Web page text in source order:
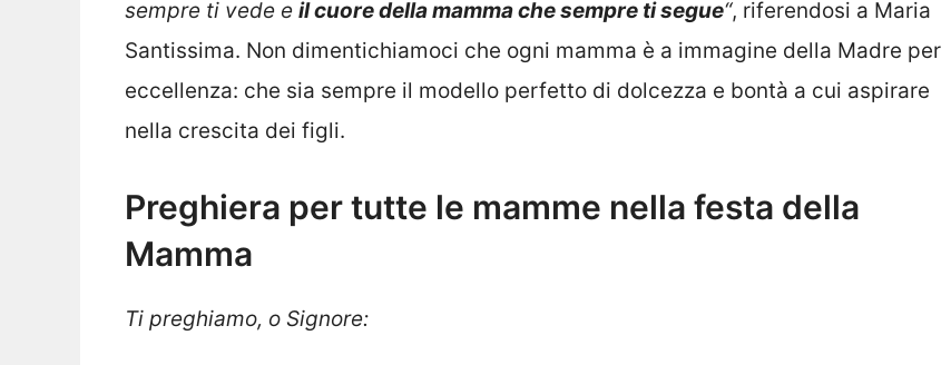
sempre ti vede e il cuore della mamma che sempre ti segue“, riferendosi a Maria
Santissima. Non dimentichiamoci che ogni mamma è a immagine della Madre per
eccellenza: che sia sempre il modello perfetto di dolcezza e bontà a cui aspirare
nella crescita dei figli.
Preghiera per tutte le mamme nella festa della
Mamma
Ti preghiamo, o Signore: